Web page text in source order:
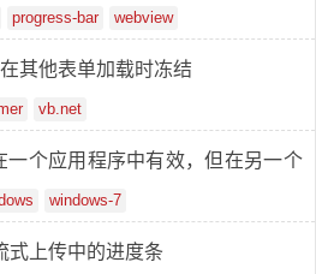
progress-bar webview
其他表单加载时冻结
vb.net
一个应用程序中有效，但在另一个
windows-7
式上传中的进度条